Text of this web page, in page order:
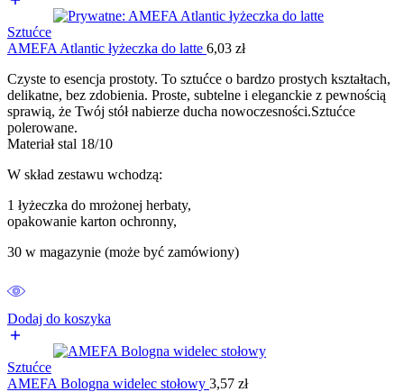
Sztućce
AMEFA Atlantic łyżeczka do latte 6,03 zł
Czyste to esencja prostoty. To sztućce o bardzo prostych kształtach,
delikatne, bez zdobienia. Proste, subtelne i eleganckie z pewnością
sprawią, że Twój stół nabierze ducha nowoczesności.Sztućce
polerowane.
Materiał stal 18/10
W skład zestawu wchodzą:
1 łyżeczka do mrożonej herbaty,
opakowanie karton ochronny,
30 w magazynie (może być zamówiony)
Dodaj do koszyka
Sztućce
AMEFA Bologna widelec stołowy 3,57 zł